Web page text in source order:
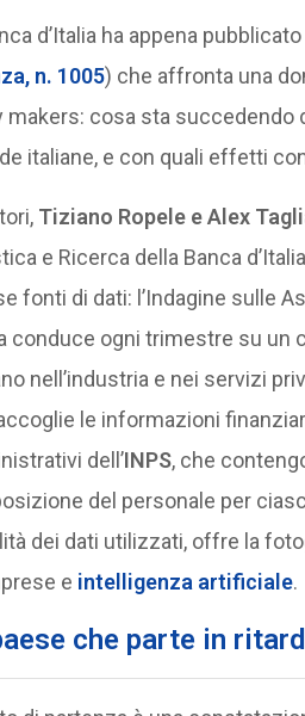
d’Italia ha appena
n. 1005) che affronta una
makers: cosa sta succedendo
italiane, e con quali effetti
Tiziano Ropele e Alex
e Ricerca della Banca
fonti di dati: l’Indagine sulle
conduce ogni trimestre su
nell’industria e nei servizi
le informazioni
dell’INPS, che
del personale per
dei dati utilizzati, offre la
e intelligenza artificiale.
che parte in